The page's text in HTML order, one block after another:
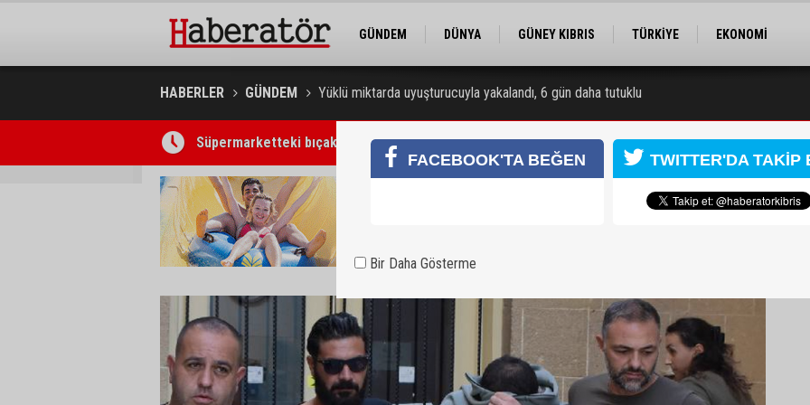
GÜNDEM DÜNYA GÜNEY KIBRIS TÜRKİYE
EKONOMİ
HABERLER GÜNDEM
Yüklü miktarda uyuşturucuyla yakalandı, 6 gün daha tutuklu
7 Ağustos 2026 Döviz Kurları
FACEBOOK'TA BEĞEN TWITTER'DA TAKİP
Bir Daha Gösterme